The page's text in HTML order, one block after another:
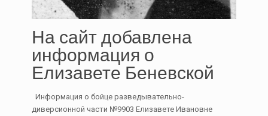
На сайт добавлена
информация о
Елизавете Беневской
Информация о бойце разведывательно-
диверсионной части №9903 Елизавете Ивановне